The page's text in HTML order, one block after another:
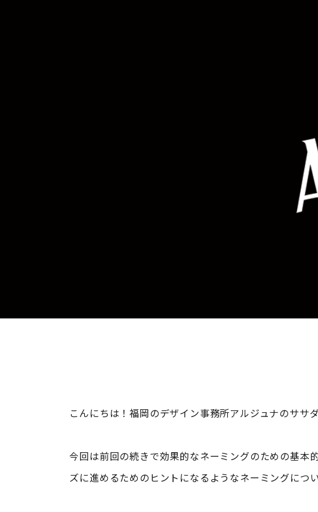
こんにちは！福岡のデザイン事務所アルジュナのササ
今回は前回の続きで効果的なネーミングのための基本
ズに進めるためのヒントになるようなネーミングにつ